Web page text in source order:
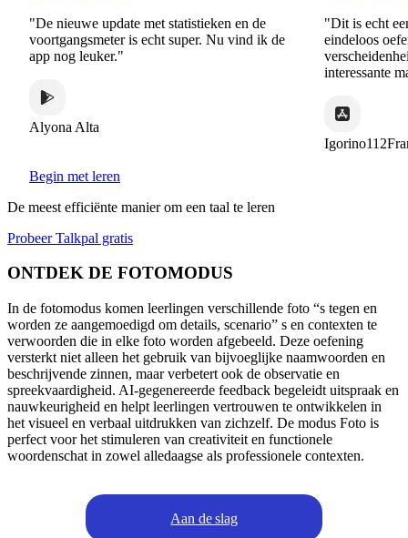
"Dit is echt een opmerkelijke app. Het biedt
eindeloos oefenen op een grote
verscheidenheid aan dynamische en
"Deze
voor
oefenen,
in een
Begin met leren
De meest efficiënte manier om een taal te leren
Probeer Talkpal gratis
ONTDEK DE FOTOMODUS
In de fotomodus komen leerlingen verschillende foto “s tegen en
worden ze aangemoedigd om details, scenario” s en contexten te
verwoorden die in elke foto worden afgebeeld. Deze oefening
versterkt niet alleen het gebruik van bijvoeglijke naamwoorden en
beschrijvende zinnen, maar verbetert ook de observatie en
spreekvaardigheid. AI-gegenereerde feedback begeleidt uitspraak en
nauwkeurigheid en helpt leerlingen vertrouwen te ontwikkelen in
het visueel en verbaal uitdrukken van zichzelf. De modus Foto is
perfect voor het stimuleren van creativiteit en functionele
woordenschat in zowel alledaagse als professionele contexten.
Aan de slag